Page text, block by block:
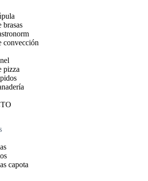
brasas
convección
pizza
capota